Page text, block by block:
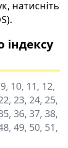
натисніть
10, 11, 12,
23, 24, 25,
36, 37, 38,
49, 50, 51,